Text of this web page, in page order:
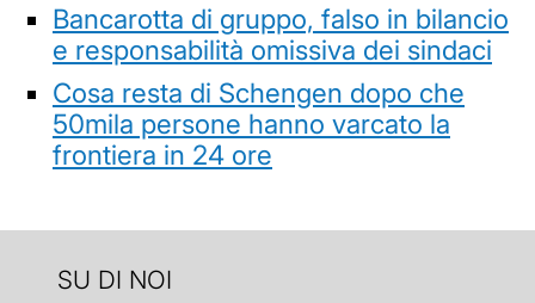
Bancarotta di gruppo, falso in bilancio
e responsabilità omissiva dei sindaci
Cosa resta di Schengen dopo che
50mila persone hanno varcato la
frontiera in 24 ore
SU DI NOI